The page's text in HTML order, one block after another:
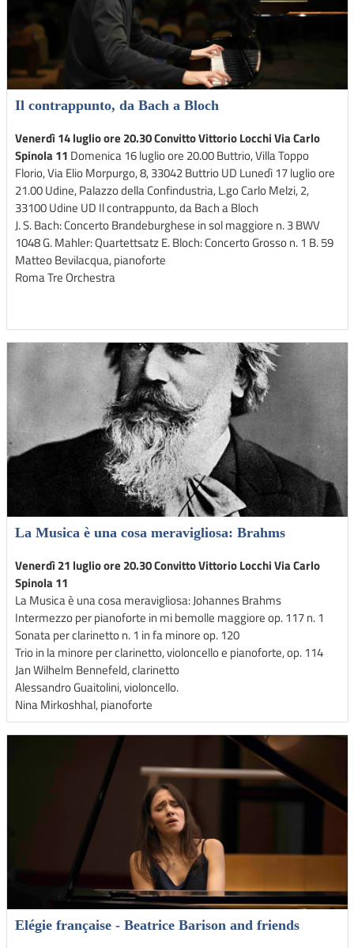
Il contrappunto, da Bach a Bloch
Venerdì 14 luglio ore 20.30 Convitto Vittorio Locchi Via Carlo
Spinola 11 Domenica 16 luglio ore 20.00 Buttrio, Villa Toppo
Florio, Via Elio Morpurgo, 8, 33042 Buttrio UD Lunedì 17 luglio ore
21.00 Udine, Palazzo della Confindustria, L.go Carlo Melzi, 2,
33100 Udine UD Il contrappunto, da Bach a Bloch
J. S. Bach: Concerto Brandeburghese in sol maggiore n. 3 BWV
1048 G. Mahler: Quartettsatz E. Bloch: Concerto Grosso n. 1 B. 59
Matteo Bevilacqua, pianoforte
Roma Tre Orchestra
La Musica è una cosa meravigliosa: Brahms
Venerdì 21 luglio ore 20.30 Convitto Vittorio Locchi Via Carlo
Spinola 11
La Musica è una cosa meravigliosa: Johannes Brahms
Intermezzo per pianoforte in mi bemolle maggiore op. 117 n. 1
Sonata per clarinetto n. 1 in fa minore op. 120
Trio in la minore per clarinetto, violoncello e pianoforte, op. 114
Jan Wilhelm Bennefeld, clarinetto
Alessandro Guaitolini, violoncello.
Nina Mirkoshhal, pianoforte
Elégie française - Beatrice Barison and friends